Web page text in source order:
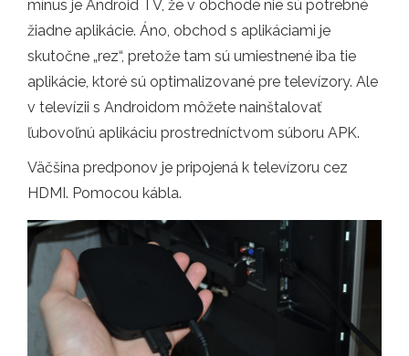
mínus je Android TV, že v obchode nie sú potrebné
žiadne aplikácie. Áno, obchod s aplikáciami je
skutočne „rez“, pretože tam sú umiestnené iba tie
aplikácie, ktoré sú optimalizované pre televízory. Ale
v televízii s Androidom môžete nainštalovať
ľubovoľnú aplikáciu prostredníctvom súboru APK.
Väčšina predponov je pripojená k televízoru cez
HDMI. Pomocou kábla.